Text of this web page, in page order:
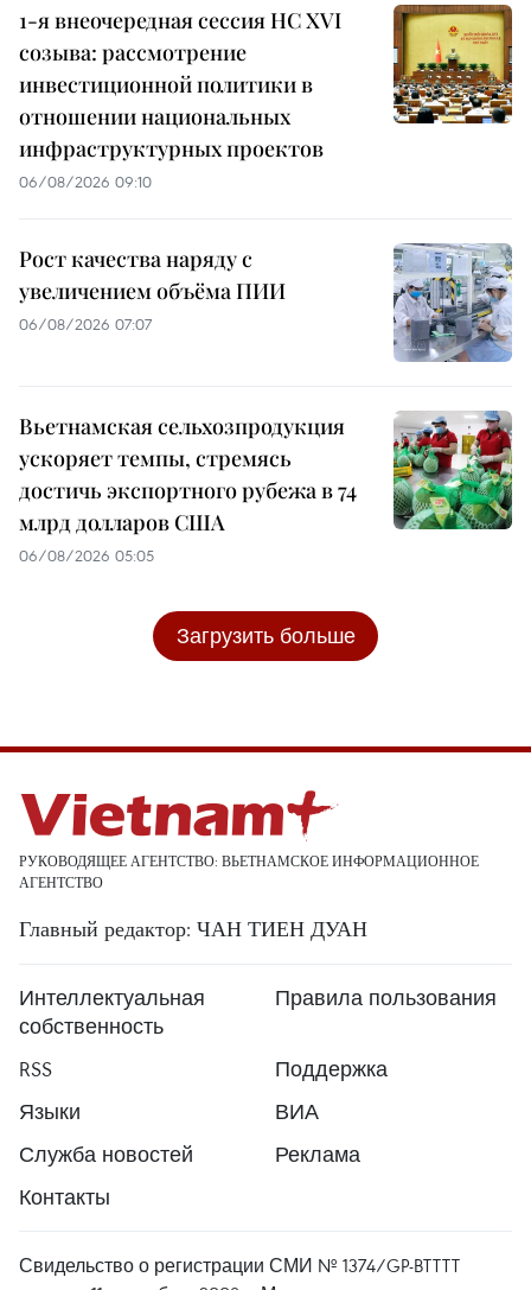
1-я внеочередная сессия НС XVI
созыва: рассмотрение
инвестиционной политики в
отношении национальных
инфраструктурных проектов
06/08/2026 09:10
Рост качества наряду с
увеличением объёма ПИИ
06/08/2026 07:07
Вьетнамская сельхозпродукция
ускоряет темпы, стремясь
достичь экспортного рубежа в 74
млрд долларов США
06/08/2026 05:05
Загрузить больше
РУКОВОДЯЩЕЕ АГЕНТСТВО: ВЬЕТНАМСКОЕ ИНФОРМАЦИОННОЕ
АГЕНТСТВО
Главный редактор: ЧАН ТИЕН ДУАН
Интеллектуальная
собственность
Правила пользования
RSS
Поддержка
Языки
ВИА
Служба новостей
Реклама
Контакты
Свидельство о регистрации СМИ № 1374/GP-BTTTT